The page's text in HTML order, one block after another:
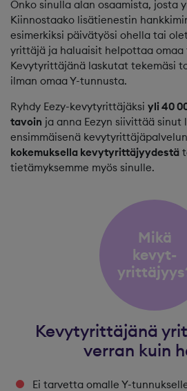
Onko sinulla alan osaamista, josta
Kiinnostaako lisätienestin
esimerkiksi päivätyösi ohella tai
yrittäjä ja haluaisit helpottaa omaa
Kevytyrittäjänä laskutat tekemäsi
ilman omaa Y-tunnusta.
Ryhdy Eezy-kevytyrittäjäksi yli 40
tavoin ja anna Eezyn siivittää sinut
ensimmäisenä
kokemuksella kevytyrittäjyydestä
tietämyksemme myös sinulle.
Mikä
kevyt-
Kevytyrittäjänä
verran kuin
Ei tarvetta omalle Y-